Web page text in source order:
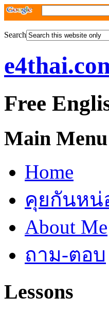
Search
Free
Main Menu
Home
คุยกันหน่
About Me
ถาม-ตอบ
Lessons